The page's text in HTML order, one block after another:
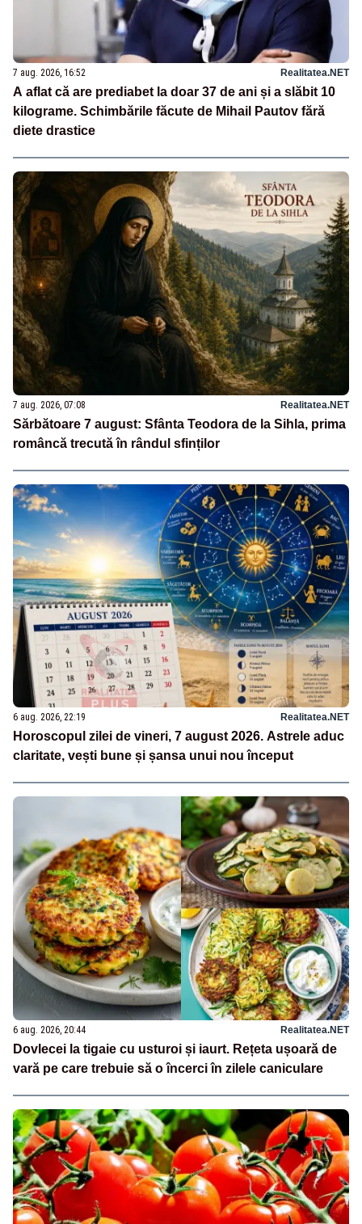
7 aug. 2026, 16:52 Realitatea.NET
A aflat că are prediabet la doar 37 de ani și a slăbit 10
kilograme. Schimbările făcute de Mihail Pautov fără
diete drastice
7 aug. 2026, 07:08 Realitatea.NET
Sărbătoare 7 august: Sfânta Teodora de la Sihla, prima
româncă trecută în rândul sfinților
6 aug. 2026, 22:19 Realitatea.NET
Horoscopul zilei de vineri, 7 august 2026. Astrele aduc
claritate, vești bune și șansa unui nou început
6 aug. 2026, 20:44 Realitatea.NET
Dovlecei la tigaie cu usturoi și iaurt. Rețeta ușoară de
vară pe care trebuie să o încerci în zilele caniculare